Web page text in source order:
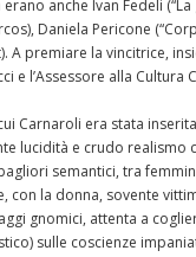
anche Ivan Fedeli (“La
Daniela Pericone
A premiare la vincitrice,
e l’Assessore alla Cultura
Carnaroli era stata
lucidità e crudo
semantici, tra
la donna, sovente
gnomici, attenta a
sulle coscienze